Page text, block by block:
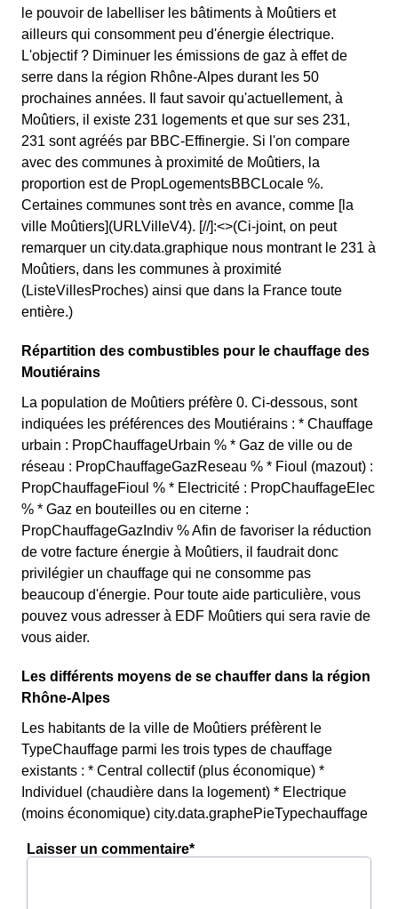
le pouvoir de labelliser les bâtiments à Moûtiers et
ailleurs qui consomment peu d'énergie électrique.
L'objectif ? Diminuer les émissions de gaz à effet de
serre dans la région Rhône-Alpes durant les 50
prochaines années. Il faut savoir qu'actuellement, à
Moûtiers, il existe 231 logements et que sur ses 231,
231 sont agréés par BBC-Effinergie. Si l'on compare
avec des communes à proximité de Moûtiers, la
proportion est de PropLogementsBBCLocale %.
Certaines communes sont très en avance, comme [la
ville Moûtiers](URLVilleV4). [//]:<>(Ci-joint, on peut
remarquer un city.data.graphique nous montrant le 231 à
Moûtiers, dans les communes à proximité
(ListeVillesProches) ainsi que dans la France toute
entière.)
Répartition des combustibles pour le chauffage des
Moutiérains
La population de Moûtiers préfère 0. Ci-dessous, sont
indiquées les préférences des Moutiérains : * Chauffage
urbain : PropChauffageUrbain % * Gaz de ville ou de
réseau : PropChauffageGazReseau % * Fioul (mazout) :
PropChauffageFioul % * Electricité : PropChauffageElec
% * Gaz en bouteilles ou en citerne :
PropChauffageGazIndiv % Afin de favoriser la réduction
de votre facture énergie à Moûtiers, il faudrait donc
privilégier un chauffage qui ne consomme pas
beaucoup d'énergie. Pour toute aide particulière, vous
pouvez vous adresser à EDF Moûtiers qui sera ravie de
vous aider.
Les différents moyens de se chauffer dans la région
Rhône-Alpes
Les habitants de la ville de Moûtiers préfèrent le
TypeChauffage parmi les trois types de chauffage
existants : * Central collectif (plus économique) *
Individuel (chaudière dans la logement) * Electrique
(moins économique) city.data.graphePieTypechauffage
Laisser un commentaire*